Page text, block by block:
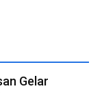
Gelar